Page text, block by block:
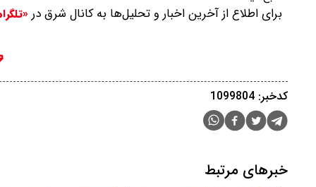
برای اطلاع از آخرین اخبار و تحلیل‌ها به کانال شرق در
کدخبر: 1099804
خبرهای مرتبط